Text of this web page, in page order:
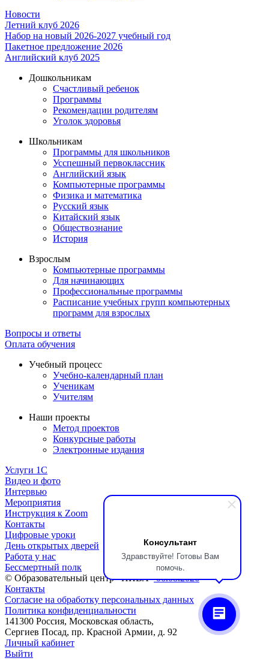
Консультант
Здравствуйте! Готовы Вам
помочь.
Новости
Летний клуб 2026
Набор на новый 2026-2027 учебный год
Пакетное предложение 2026
Английский клуб 2025
Дошкольникам
Счастливый ребенок
Программы
Рекомендации родителям
Уголок здоровья
Школьникам
Программы для школьников
Усспешный первоклассник
Английский язык
Компьютерные программы
Физика и математика
Русский язык
Китайский язык
Обществознание
История
Взрослым
Компьютерные программы
Для начинающих
Профессиональные программы
Расписание учебных групп компьютерных
программ для взрослых
Вопросы и ответы
Оплата обучения
Учебный процесс
Учебно-календарный план
Ученикам
Учителям
Наши проекты
Метод проектов
Конкурсные работы
Электронные издания
Услуги 1C
Видео и фото
Интервью
Мероприятия
Инструкция к Zoom
Контакты
Цифровые уроки
День открытых дверей
Работа у нас
Бессмертный полк
© Образовательный центр «НИВА»06.08.2026
Контакты
Согласие на обработку персональных данных
Политика конфиденциальности
141300 Россия, Московская область,
Сергиев Посад, пр. Красной Армии, д. 92
Личный кабинет
Выйти